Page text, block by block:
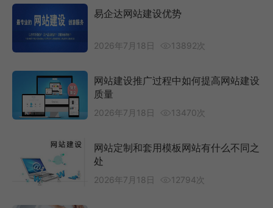
易企达网站建设优势
2026年7月18日 13892次
网站建设推广过程中如何提高网站建设
质量
2026年7月18日 13470次
网站定制和套用模板网站有什么不同之
处
2026年7月18日 12794次